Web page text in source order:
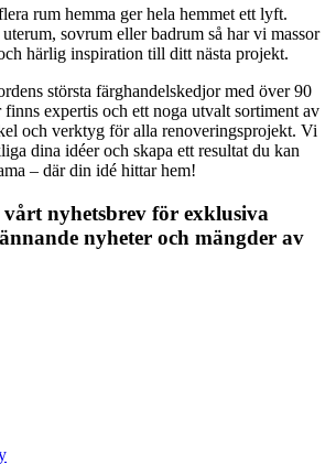
rum hemma ger hela hemmet ett lyft.
sovrum eller badrum så har vi massor
härlig inspiration till ditt nästa projekt.
största färghandelskedjor med över 90
expertis och ett noga utvalt sortiment av
och verktyg för alla renoveringsprojekt. Vi
dina idéer och skapa ett resultat du kan
– där din idé hittar hem!
nyhetsbrev för exklusiva
nyheter och mängder av